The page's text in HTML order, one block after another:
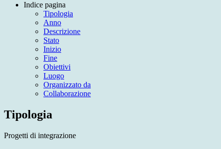
Indice pagina
Tipologia
Anno
Descrizione
Stato
Inizio
Fine
Obiettivi
Luogo
Organizzato da
Collaborazione
Tipologia
Progetti di integrazione